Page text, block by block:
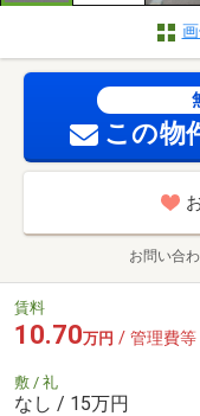
この物
お問い合
賃料
10.70万円 / 管理費等
敷 / 礼
なし / 15万円